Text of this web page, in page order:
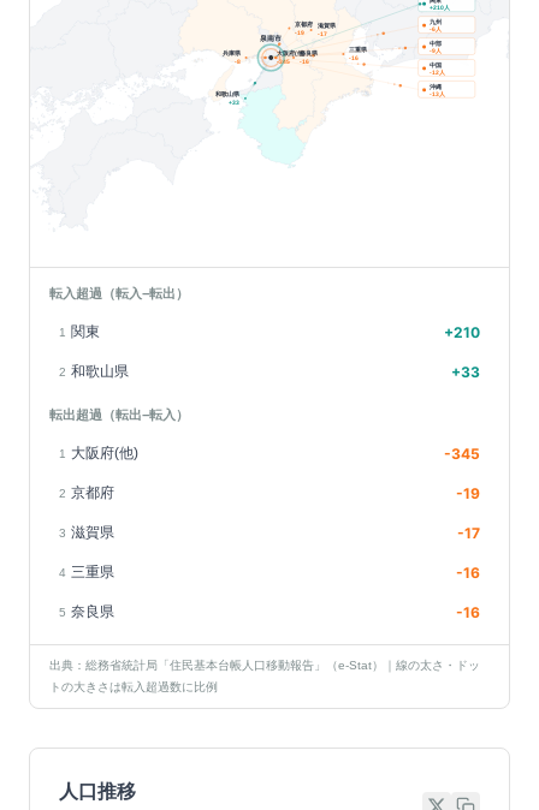
和歌山県
+33
兵庫県
-8
三重県
-16
奈良県
-16
滋賀県
-17
京都府
-19
大阪府(他)
-345
泉南市
+210人
九州
-6人
中部
-9人
中国
-12人
沖縄
-13人
転入超過（転入−転出）
1 関東 +210
2 和歌山県 +33
転出超過（転出−転入）
1 大阪府(他) -345
2 京都府 -19
3 滋賀県 -17
4 三重県 -16
5 奈良県 -16
出典：総務省統計局「住民基本台帳人口移動報告」（e-Stat）｜線の太さ・ドッ
トの大きさは転入超過数に比例
人口推移